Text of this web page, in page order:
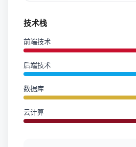
技术栈
前端技术
后端技术
数据库
云计算